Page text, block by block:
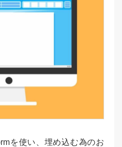
を使い、埋め込む為のお